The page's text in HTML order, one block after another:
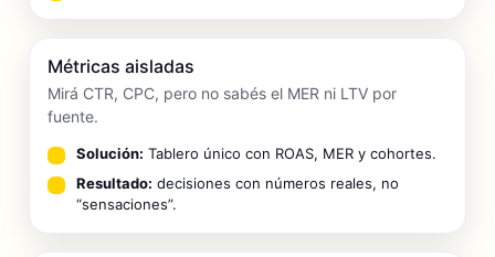
Métricas aisladas
Mirá CTR, CPC, pero no sabés el MER ni LTV por
fuente.
Solución: Tablero único con ROAS, MER y cohortes.
Resultado: decisiones con números reales, no
“sensaciones”.